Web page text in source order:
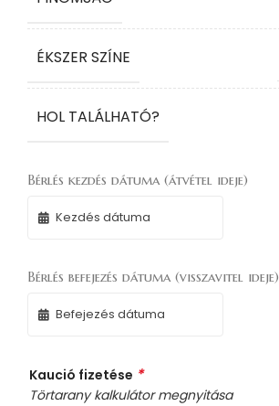
ÉKSZER SZÍNE
HOL TALÁLHATÓ?
Bérlés kezdés dátuma (átvétel ideje)
Bérlés befejezés dátuma (visszavitel ideje)
Kaució fizetése *
Törtarany kalkulátor megnyitása